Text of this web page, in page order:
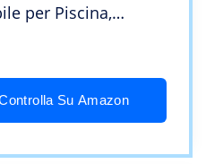
per Piscina,
Piscina di
CM
Su Amazon